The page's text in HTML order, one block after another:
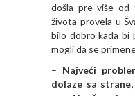
došla pre više od
života provela u
bilo dobro kada bi
mogli da se
– Najveći
dolaze sa